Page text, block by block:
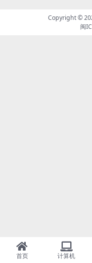
Copyright ©
闽
首页 计算机